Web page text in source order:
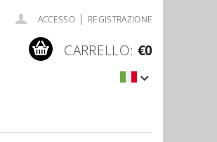
ACCESSO | REGISTRAZIONE
CARRELLO: €0